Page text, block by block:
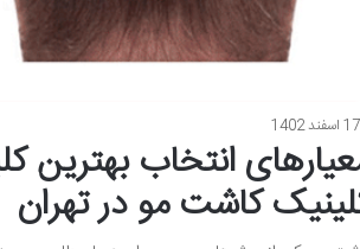
17 اسفند 1402
انتخاب
کاشت مو در تهران